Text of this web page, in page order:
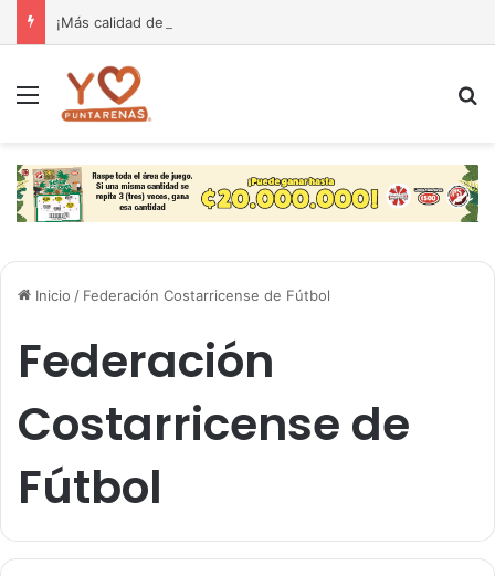
Menú
Inicio / Federación Costarricense de Fútbol
Federación
Costarricense de
Fútbol